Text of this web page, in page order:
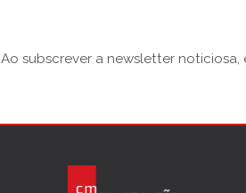
Ao subscrever a newsletter